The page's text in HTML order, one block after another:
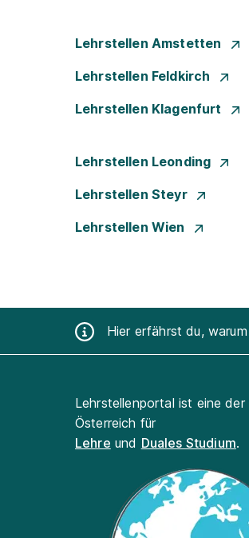
Lehrstellen Amstetten
Lehrstellen Feldkirch
Lehrstellen Klagenfurt
Lehrstellen Leonding
Lehrstellen Steyr
Lehrstellen Wien
Hier erfährst du,
Lehrstellenportal ist eine
Österreich für
Lehre und Duales Studium.